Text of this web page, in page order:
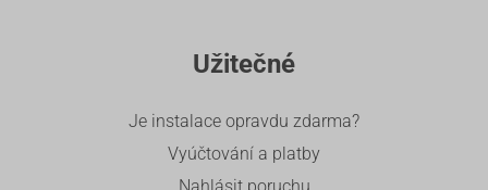
Užitečné
Je instalace opravdu zdarma?
Vyúčtování a platby